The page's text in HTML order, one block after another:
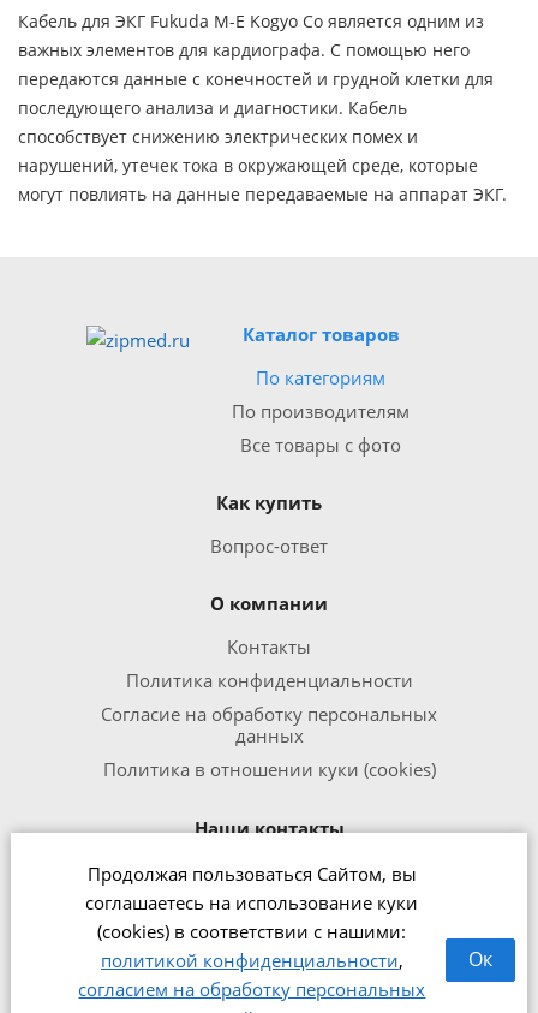
Продолжая пользоваться Сайтом, вы
соглашаетесь на использование куки
(cookies) в соответствии с нашими:
политикой конфиденциальности,
согласием на обработку персональных
Ок
Кабель для ЭКГ Fukuda M-E Kogyo Co является одним из
важных элементов для кардиографа. С помощью него
передаются данные с конечностей и грудной клетки для
последующего анализа и диагностики. Кабель
способствует снижению электрических помех и
нарушений, утечек тока в окружающей среде, которые
могут повлиять на данные передаваемые на аппарат ЭКГ.
Каталог товаров
По категориям
По производителям
Все товары с фото
Как купить
Вопрос-ответ
О компании
Контакты
Политика конфиденциальности
Согласие на обработку персональных
данных
Политика в отношении куки (cookies)
Наши контакты
8 800 301 1240
office@zipmed.ru
г.Ижевск, ул. Воткинское шоссе,
160